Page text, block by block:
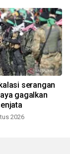
serangan
gagalkan
2026